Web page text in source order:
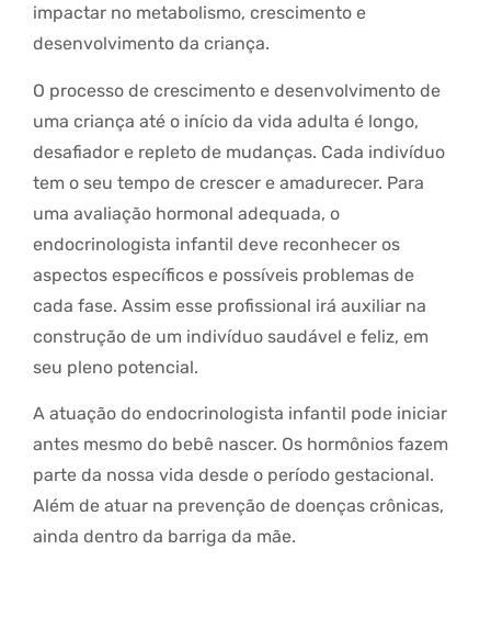
impactar no metabolismo, crescimento e
desenvolvimento da criança.
O processo de crescimento e desenvolvimento de
uma criança até o início da vida adulta é longo,
desafiador e repleto de mudanças. Cada indivíduo
tem o seu tempo de crescer e amadurecer. Para
uma avaliação hormonal adequada, o
endocrinologista infantil deve reconhecer os
aspectos específicos e possíveis problemas de
cada fase. Assim esse profissional irá auxiliar na
construção de um indivíduo saudável e feliz, em
seu pleno potencial.
A atuação do endocrinologista infantil pode iniciar
antes mesmo do bebê nascer. Os hormônios fazem
parte da nossa vida desde o período gestacional.
Além de atuar na prevenção de doenças crônicas,
ainda dentro da barriga da mãe.